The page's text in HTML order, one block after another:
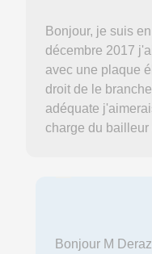
Bonjour, je suis
décembre 2017
avec une plaque
droit de le
adéquate
charge du
Bonjour M